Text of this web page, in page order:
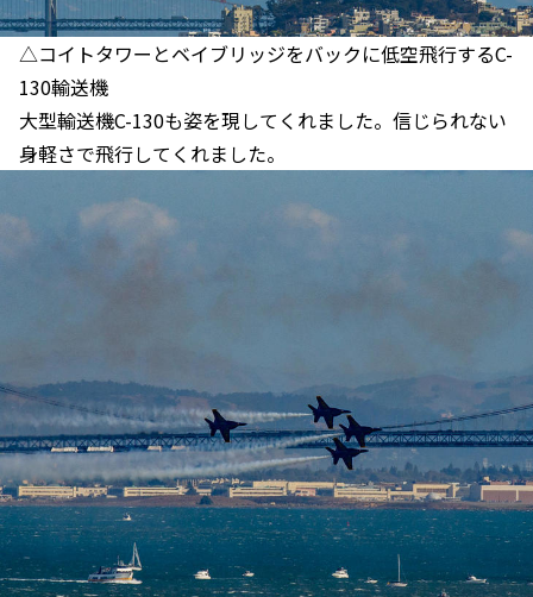
△コイトタワーとベイブリッジをバックに低空飛行するC-
130輸送機
大型輸送機C-130も姿を現してくれました。信じられない
身軽さで飛行してくれました。